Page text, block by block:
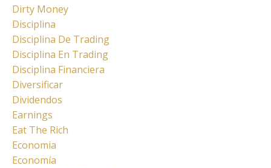
Dirty Money
Disciplina
Disciplina De Trading
Disciplina En Trading
Disciplina Financiera
Diversificar
Dividendos
Earnings
Eat The Rich
Economia
Economía